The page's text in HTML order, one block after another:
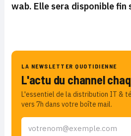
wab. Elle sera disponible fin
LA NEWSLETTER QUOTIDIENNE
L'actu du channel
L'essentiel de la distribution IT &
vers 7h dans votre boîte mail.